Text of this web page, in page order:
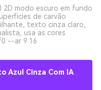
2D modo escuro em fundo
de carvão
texto cinza claro,
usa as cores
--ar 9:16
Azul Cinza Com IA